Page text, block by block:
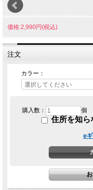
価格:2,990円(税込)
注文
カラー：
購入数： 個
住所を知ら
e